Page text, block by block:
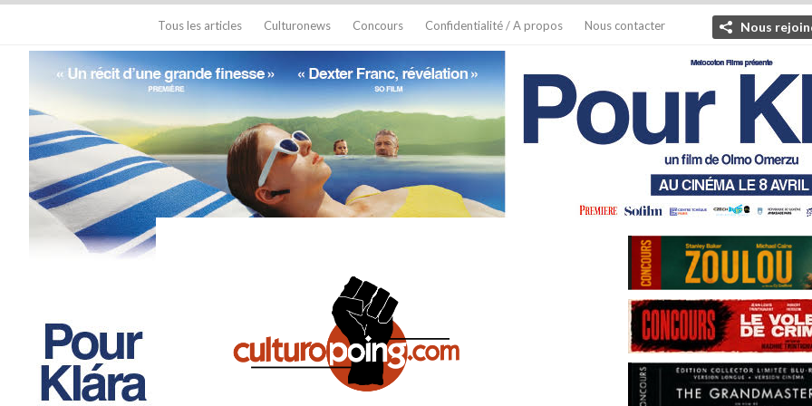
Tous les articles Culturonews Concours Confidentialité / A propos Nous contacter Nous